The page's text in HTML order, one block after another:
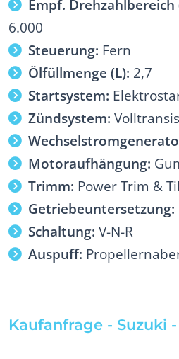
Kaufanfrage - Suzuki
Empf. Drehzahlbereich
6.000
Steuerung: Fern
Ölfüllmenge (L): 2,7
Startsystem:
Zündsystem:
Motoraufhängung:
Trimm: Power Trim &
Getriebeuntersetzung:
Schaltung: V-N-R
Auspuff: